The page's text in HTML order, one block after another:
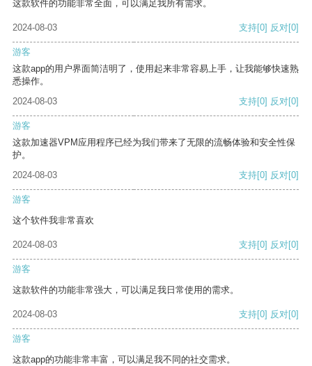
这款软件的功能非常全面，可以满足我所有需求。
2024-08-03 支持[0] 反对[0]
游客
这款app的用户界面简洁明了，使用起来非常容易上手，让我能够快速熟
悉操作。
2024-08-03
支持[0] 反对[0]
游客
这款加速器VPM应用程序已经为我们带来了无限的流畅体验和安全性保
护。
2024-08-03
支持[0] 反对[0]
游客
这个软件我非常喜欢
2024-08-03 支持[0] 反对[0]
游客
这款软件的功能非常强大，可以满足我日常使用的需求。
2024-08-03 支持[0] 反对[0]
游客
这款app的功能非常丰富，可以满足我不同的社交需求。